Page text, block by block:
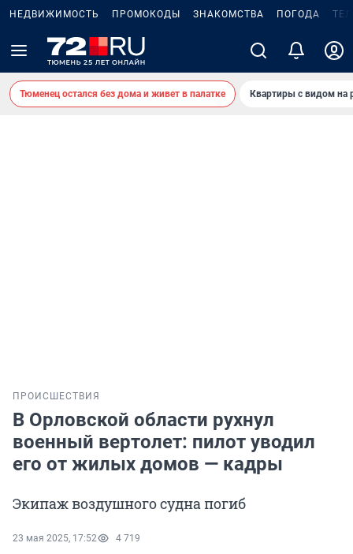
НЕДВИЖИМОСТЬ ПРОМОКОДЫ ЗНАКОМСТВА ПОГОДА
Тюменец остался без дома и живет в палатке Квартиры с видом на
ПРОИСШЕСТВИЯ
В Орловской области рухнул
военный вертолет: пилот уводил
его от жилых домов — кадры
Экипаж воздушного судна погиб
23 мая 2025, 17:52 4 719